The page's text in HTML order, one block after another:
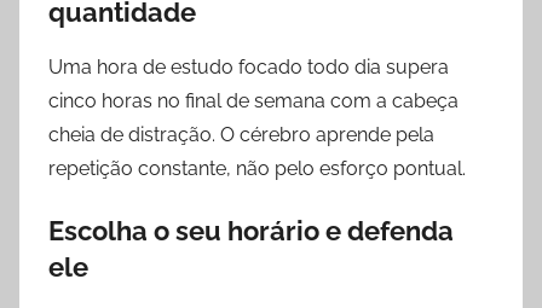
quantidade
Uma hora de estudo focado todo dia supera
cinco horas no final de semana com a cabeça
cheia de distração. O cérebro aprende pela
repetição constante, não pelo esforço pontual.
Escolha o seu horário e defenda
ele